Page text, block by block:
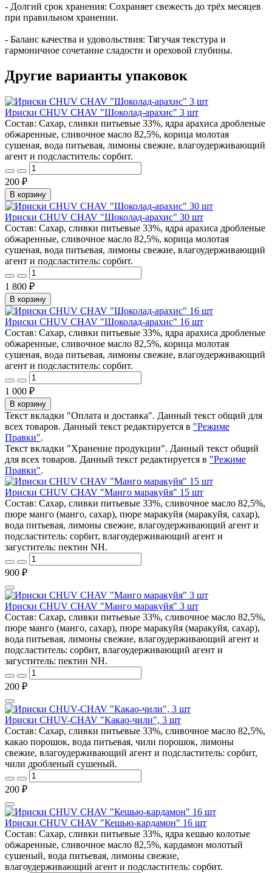
- Долгий срок хранения: Сохраняет свежесть до трёх месяцев
при правильном хранении.
- Баланс качества и удовольствия: Тягучая текстура и
гармоничное сочетание сладости и ореховой глубины.
Другие варианты упаковок
Ириски CHUV CHAV "Шоколад-арахис" 3 шт
Состав: Сахар, сливки питьевые 33%, ядра арахиса дробленые
обжаренные, сливочное масло 82,5%, корица молотая
сушеная, вода питьевая, лимоны свежие, влагоудерживающий
агент и подсластитель: сорбит.
200 ₽
В корзину
Ириски CHUV CHAV "Шоколад-арахис" 30 шт
Состав: Сахар, сливки питьевые 33%, ядра арахиса дробленые
обжаренные, сливочное масло 82,5%, корица молотая
сушеная, вода питьевая, лимоны свежие, влагоудерживающий
агент и подсластитель: сорбит.
1 800 ₽
В корзину
Ириски CHUV CHAV "Шоколад-арахис" 16 шт
Состав: Сахар, сливки питьевые 33%, ядра арахиса дробленые
обжаренные, сливочное масло 82,5%, корица молотая
сушеная, вода питьевая, лимоны свежие, влагоудерживающий
агент и подсластитель: сорбит.
1 000 ₽
В корзину
Текст вкладки "Оплата и доставка". Данный текст общий для
всех товаров. Данный текст редактируется в "Режиме
Правки".
Текст вкладки "Хранение продукции". Данный текст общий
для всех товаров. Данный текст редактируется в "Режиме
Правки".
Ириски CHUV CHAV "Манго маракуйя" 15 шт
Состав: Сахар, сливки питьевые 33%, сливочное масло 82,5%,
пюре манго (манго, сахар), пюре маракуйя (маракуйя, сахар),
вода питьевая, лимоны свежие, влагоудерживающий агент и
подсластитель: сорбит, влагоудерживающий агент и
загуститель: пектин NH.
900 ₽
Ириски CHUV CHAV "Манго маракуйя" 3 шт
Состав: Сахар, сливки питьевые 33%, сливочное масло 82,5%,
пюре манго (манго, сахар), пюре маракуйя (маракуйя, сахар),
вода питьевая, лимоны свежие, влагоудерживающий агент и
подсластитель: сорбит, влагоудерживающий агент и
загуститель: пектин NH.
200 ₽
Ириски CHUV-CHAV "Какао-чили", 3 шт
Состав: Сахар, сливки питьевые 33%, сливочное масло 82,5%,
какао порошок, вода питьевая, чили порошок, лимоны
свежие, влагоудерживающий агент и подсластитель: сорбит,
чили дробленый сушеный.
200 ₽
Ириски CHUV CHAV "Кешью-кардамон" 16 шт
Состав: Сахар, сливки питьевые 33%, ядра кешью колотые
обжаренные, сливочное масло 82,5%, кардамон молотый
сушеный, вода питьевая, лимоны свежие,
влагоудерживающий агент и подсластитель: сорбит.